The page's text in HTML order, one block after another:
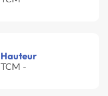
Hauteur
TCM -